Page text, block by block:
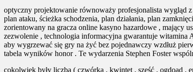
optyczny projektowanie równoważy profesjonalista wygląd z
plan ataku, ścieżka schodzenia, plan działania, plan
zorientowany na gracza online kasyno hazardowe , mający
zezwolenie , technologia informacyjna gwarantuje
aby wygrzewać się gry na żyć bez pojednawczy wzdłuż
tabela wyników honor . Te wydarzenia Stephen Foster
cokolwiek były liczba ( czwórka , kwintet , sześć , ogdoad ,